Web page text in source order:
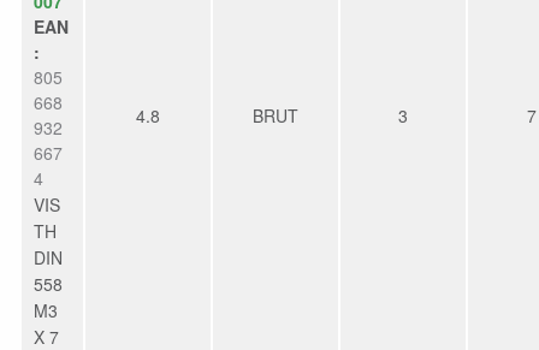
EAN
:
805
668
932
667
4
VIS
TH
DIN
558
M3
X 7
4.8 BRUT 3 7